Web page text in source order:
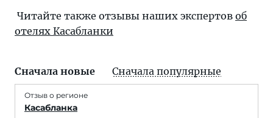
Читайте также отзывы наших экспертов об
отелях Касабланки
Сначала новые Сначала популярные
Отзыв о регионе
Касабланка